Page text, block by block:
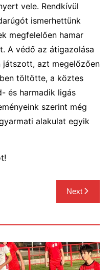
vele. Rendkívül
ismerhettünk
megfelelően hamar
A védő az átigazolása
azt megelőzően
töltötte, a köztes
és harmadik ligás
szerint még
alakulat egyik
Next